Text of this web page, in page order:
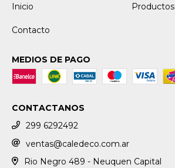
Inicio
Productos
Contacto
MEDIOS DE PAGO
CONTACTANOS
299 6292492
ventas@caledeco.com.ar
Rio Negro 489 - Neuquen Capital